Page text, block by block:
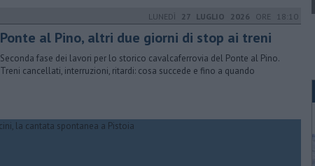
LUNEDÌ 27 LUGLIO 2026 ORE 18:10
Ponte al Pino, altri due giorni di stop ai treni
Seconda fase dei lavori per lo storico cavalcaferrovia del Ponte al Pino.
Treni cancellati, interruzioni, ritardi: cosa succede e fino a quando